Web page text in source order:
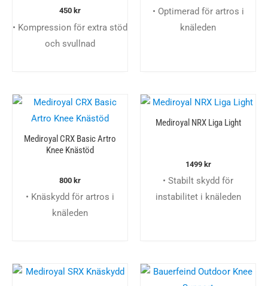
450 kr
• Kompression för extra stöd
och svullnad
• Optimerad för artros i
knäleden
Mediroyal CRX Basic Artro
Knee Knästöd
800 kr
• Knäskydd för artros i
knäleden
Mediroyal NRX Liga Light
1499 kr
• Stabilt skydd för
instabilitet i knäleden